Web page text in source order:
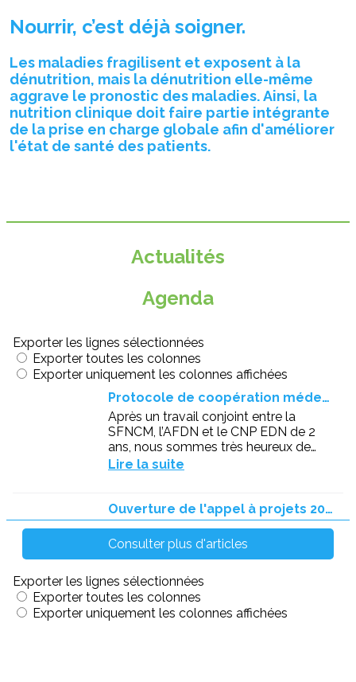
Nourrir, c’est déjà soigner.
Les maladies fragilisent et exposent à la
dénutrition, mais la dénutrition elle-même
aggrave le pronostic des maladies. Ainsi, la
nutrition clinique doit faire partie intégrante
de la prise en charge globale afin d'améliorer
l'état de santé des patients.
Actualités
Agenda